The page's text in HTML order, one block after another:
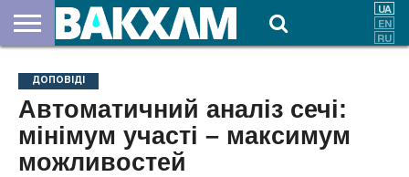
НАС
ВНЕСКИ
ДОКУМЕНТИ
НОВИНИ
КОНТАКТИ
ДОПОВІДІ
Автоматичний аналіз сечі:
мінімум участі – максимум
можливостей